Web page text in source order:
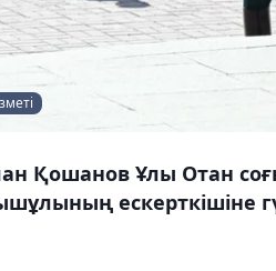
Қошанов Ұлы Отан
ескерткішіне